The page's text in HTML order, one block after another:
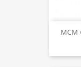
MCM